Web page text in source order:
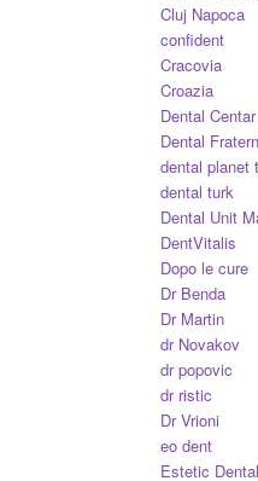
Cluj Napoca
confident
Cracovia
Croazia
Dental
Dental
dental planet
dental turk
Dental Unit
DentVitalis
Dopo le cure
Dr Benda
Dr Martin
dr Novakov
dr popovic
dr ristic
Dr Vrioni
eo dent
Estetic